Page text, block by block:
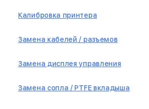
Калибровка принтера
Замена кабелей / разъемов
Замена дисплея управления
Замена сопла / PTFE вкладыша